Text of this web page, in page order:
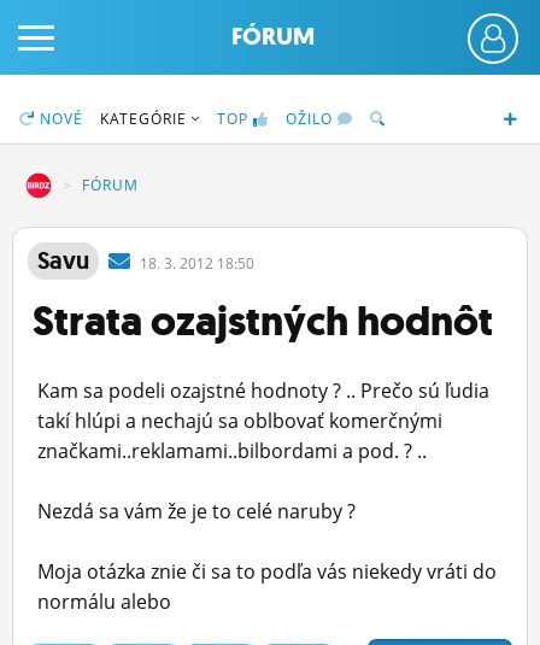
PRIHLÁS SA
ČINŽIAK
STATUSY
OBRÁZKY
ĽUDIA
MÔJ PROFIL
FÓRUM
NOVÉ KATEGÓRIE TOP OŽILO
FÓRUM
Savu 18. 3. 2012 18:50
Strata ozajstných hodnôt
Kam sa podeli ozajstné hodnoty ? .. Prečo sú ľudia
takí hlúpi a nechajú sa oblbovať komerčnými
značkami..reklamami..bilbordami a pod. ? ..
Nezdá sa vám že je to celé naruby ?
Moja otázka znie či sa to podľa vás niekedy vráti do
normálu alebo